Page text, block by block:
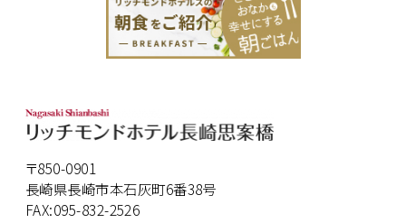
〒850-0901
長崎県長崎市本石灰町6番38号
FAX:095-832-2526